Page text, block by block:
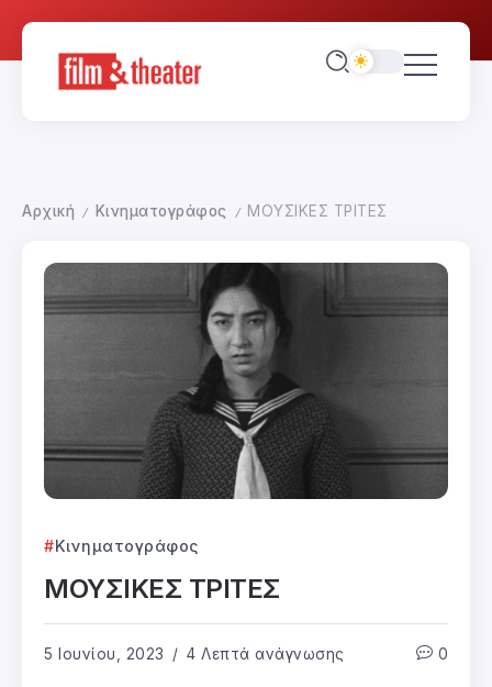
Αρχική / Κινηματογράφος / ΜΟΥΣΙΚΕΣ ΤΡΙΤΕΣ
Κινηματογράφος
ΜΟΥΣΙΚΕΣ ΤΡΙΤΕΣ
5 Ιουνίου, 2023 4 Λεπτά ανάγνωσης 0